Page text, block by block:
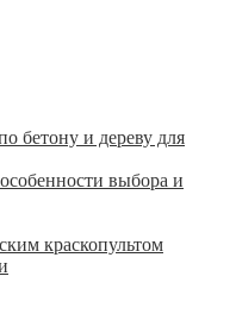
бетону и дереву для
выбора и
краскопультом